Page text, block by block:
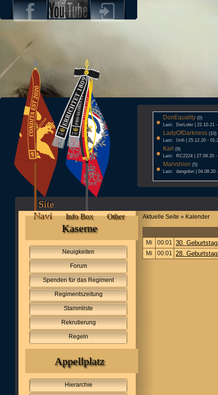
• DonEquality (0)
Last: DerLoler | 22.10.21
• LadyOfDarkness (10)
Last: Unfi | 25.12.20 -
• Karl (9)
Last: RC2224 | 27.09.20 -
• Marvshion (5)
Last: dangolon | 04.08.20
Site
Navi
Info Box Other
Kaserne
Neuigkeiten
Forum
Spenden für das Regiment
Regimentszeitung
Stammliste
Rekrutierung
Regeln
Appellplatz
Hierarchie
Aktuelle Seite » Kalender
Mi 00:01 30.
Mi 00:01 28.